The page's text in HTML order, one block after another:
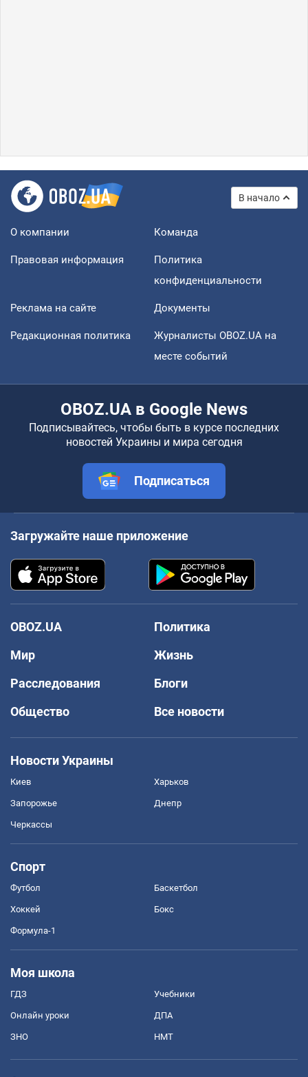
В начало
О компании Команда
Правовая информация
Политика
конфиденциальности
Реклама на сайте Документы
Редакционная политика
Журналисты OBOZ.UA на
месте событий
OBOZ.UA в Google News
Подписывайтесь, чтобы быть в курсе последних
новостей Украины и мира сегодня
Подписаться
Загружайте наше приложение
OBOZ.UA
Политика
Мир
Жизнь
Расследования
Блоги
Общество
Все новости
Новости Украины
Киев Харьков
Запорожье Днепр
Черкассы
Спорт
Футбол Баскетбол
Хоккей Бокс
Формула-1
Моя школа
ГДЗ Учебники
Онлайн уроки ДПА
ЗНО НМТ